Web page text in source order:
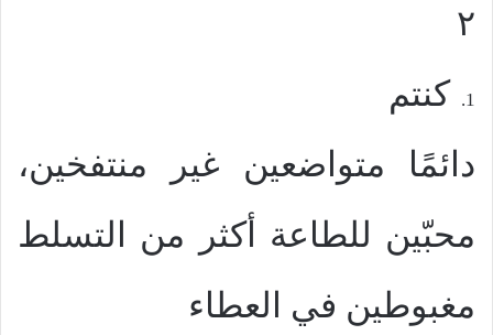
٢
1.
كنتم
دائمًا متواضعين غير منتفخين،
محبّين للطاعة أكثر من التسلط
مغبوطين في العطاء